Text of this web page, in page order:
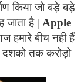
किया जो बड़े बड़े
जाता है | Apple
हमारे बीच नही हैं
तक करोड़ो